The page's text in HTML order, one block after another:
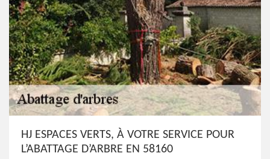
HJ ESPACES VERTS, À VOTRE SERVICE POUR
L’ABATTAGE D’ARBRE EN 58160